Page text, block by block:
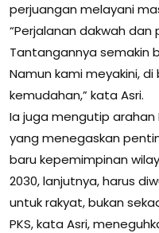
perjuangan melayani
“Perjalanan dakwah
Tantangannya semakin
Namun kami meyakini,
kemudahan,” kata Asri.
Ia juga mengutip arahan
yang menegaskan
baru kepemimpinan
2030, lanjutnya, harus
untuk rakyat, bukan
PKS, kata Asri,